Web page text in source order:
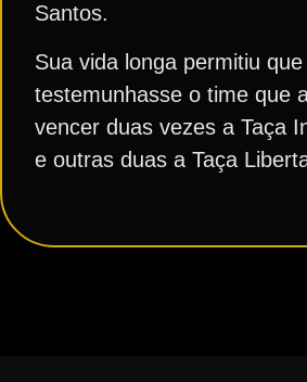
Santos.
Sua vida longa permitiu que
testemunhasse o time que
vencer duas vezes a Taça
e outras duas a Taça